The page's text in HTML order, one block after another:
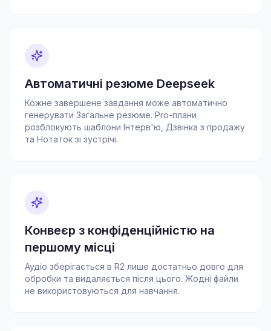
Автоматичні резюме Deepseek
Кожне завершене завдання може автоматично
генерувати Загальне резюме. Pro-плани
розблокують шаблони Інтерв'ю, Дзвінка з продажу
та Нотаток зі зустрічі.
Конвеєр з конфіденційністю на
першому місці
Аудіо зберігається в R2 лише достатньо довго для
обробки та видаляється після цього. Жодні файли
не використовуються для навчання.